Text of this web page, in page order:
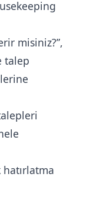
misiniz?”,
talep